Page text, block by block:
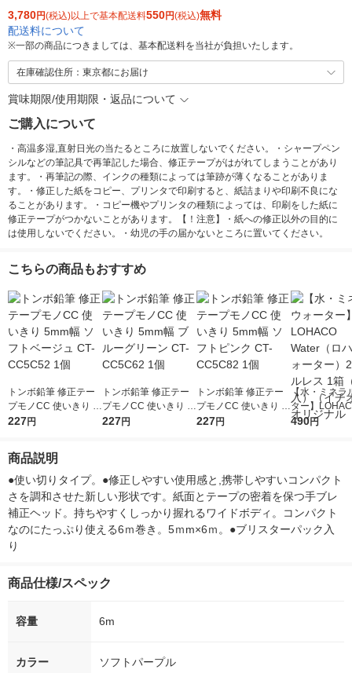
3,780円(税込)以上で基本配送料550円(税込)無料
配送料について
※一部の商品につきましては、基本配送料を当社が負担いたします。
在庫確認住所：東京都にお届け
賞味期限/使用期限・返品について
ご購入について
・高温多湿,直射日光の当たるところに放置しないでください。・シャープペン
シルなどの筆記具で再筆記した場合、修正テープがはがれてしまうことがあり
ます。・再筆記の際、インクの種類によっては筆跡が薄くなることがありま
す。・修正した紙をコピー、プリンタで印刷すると、紙詰まりや印刷不良にな
ることがあります。・コピー機やプリンタの種類によっては、印刷をした紙に
修正テープがつかないことがあります。【！注意】・紙への修正以外の目的に
は使用しないでください。・幼児の手の届かないところに置いてください。
こちらの商品もおすすめ
トンボ鉛筆 修正テー
プモノCC 使いきり 5
mm幅 ソフトベージュ
227円
トンボ鉛筆 修正テー
プモノCC 使いきり 5
mm幅 ブルーグリーン
227円
トンボ鉛筆 修正テー
プモノCC 使いきり 5
mm幅 ソフトピンク C
227円
【水・ミネラ
ター】
r（ロハコウ
490円
商品説明
●使い切りタイプ。●修正しやすい使用感と,携帯しやすいコンパクト
さを調和させた新しい形状です。紙面とテープの密着を保つ手ブレ
補正ヘッド。持ちやすくしっかり握れるワイドボディ。コンパクト
なのにたっぷり使える6ｍ巻き。5ｍm×6ｍ。●ブリスターパック入
り
商品仕様/スペック
容量 6m
カラー ソフトパープル